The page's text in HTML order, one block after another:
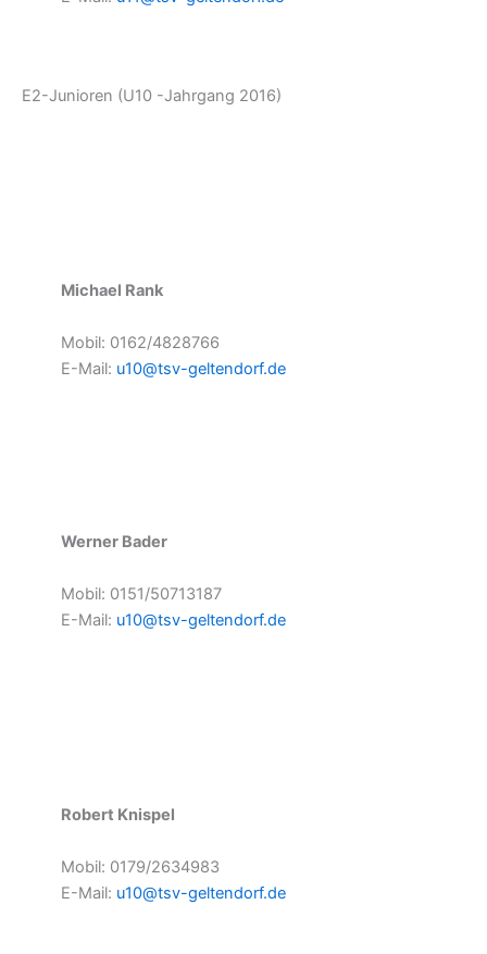
E2-Junioren (U10 -Jahrgang 2016)
Michael Rank
Mobil: 0162/4828766
E-Mail: u10@tsv-geltendorf.de
Werner Bader
Mobil: 0151/50713187
E-Mail: u10@tsv-geltendorf.de
Robert Knispel
Mobil: 0179/2634983
E-Mail: u10@tsv-geltendorf.de